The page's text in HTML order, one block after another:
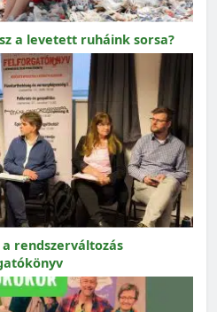
a levetett ruháink sorsa?
rendszerváltozás